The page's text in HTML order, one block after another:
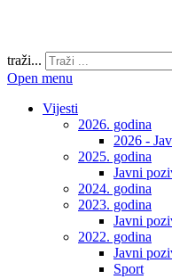
traži...
Open menu
Vijesti
2026. godina
2026 -
2025. godina
Javni
2024. godina
2023. godina
Javni
2022. godina
Javni
Sport